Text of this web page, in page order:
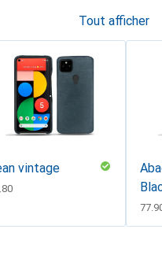
Tout afficher
vintage
CHF